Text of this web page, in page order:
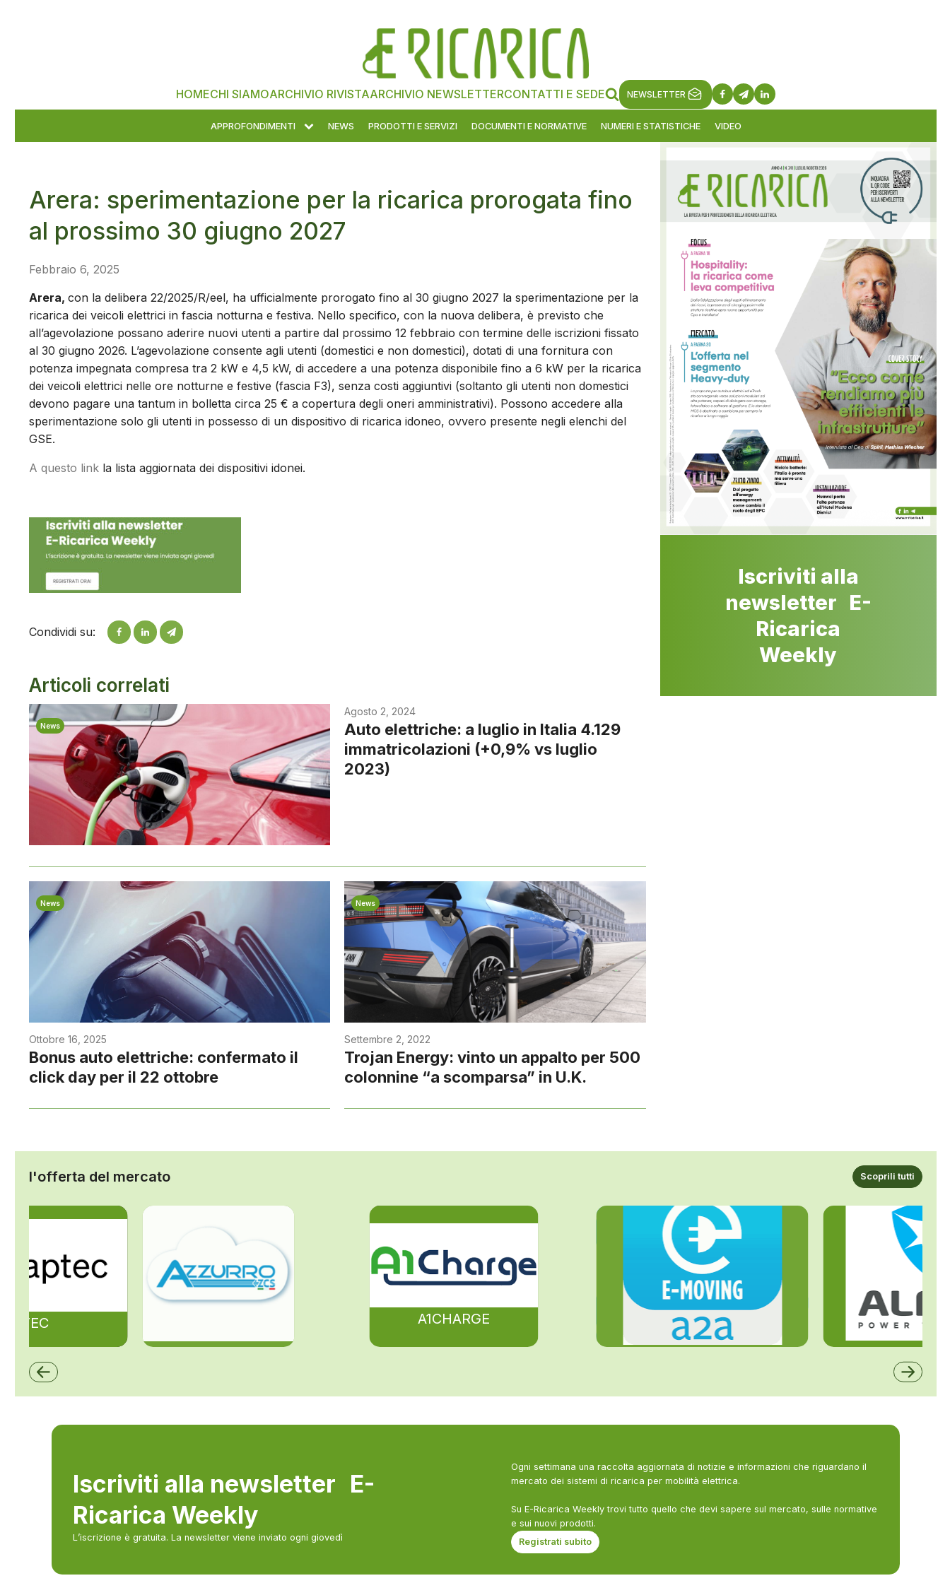
HOMECHI SIAMOARCHIVIO RIVISTAARCHIVIO NEWSLETTERCONTATTI E SEDE NEWSLETTER
APPROFONDIMENTI NEWS PRODOTTI E SERVIZI DOCUMENTI E NORMATIVE NUMERI E STATISTICHE VIDEO
Arera: sperimentazione per la ricarica prorogata fino
al prossimo 30 giugno 2027
Febbraio 6, 2025
Arera, con la delibera 22/2025/R/eel, ha ufficialmente prorogato fino al 30 giugno 2027 la sperimentazione per la
ricarica dei veicoli elettrici in fascia notturna e festiva. Nello specifico, con la nuova delibera, è previsto che
all’agevolazione possano aderire nuovi utenti a partire dal prossimo 12 febbraio con termine delle iscrizioni fissato
al 30 giugno 2026. L’agevolazione consente agli utenti (domestici e non domestici), dotati di una fornitura con
potenza impegnata compresa tra 2 kW e 4,5 kW, di accedere a una potenza disponibile fino a 6 kW per la ricarica
dei veicoli elettrici nelle ore notturne e festive (fascia F3), senza costi aggiuntivi (soltanto gli utenti non domestici
devono pagare una tantum in bolletta circa 25 € a copertura degli oneri amministrativi). Possono accedere alla
sperimentazione solo gli utenti in possesso di un dispositivo di ricarica idoneo, ovvero presente negli elenchi del
GSE.
A questo link la lista aggiornata dei dispositivi idonei.
Condividi su:
Articoli correlati
News
Agosto 2, 2024
Auto elettriche: a luglio in Italia 4.129
immatricolazioni (+0,9% vs luglio
2023)
News
Ottobre 16, 2025
Bonus auto elettriche: confermato il
click day per il 22 ottobre
News
Settembre 2, 2022
Trojan Energy: vinto un appalto per 500
colonnine “a scomparsa” in U.K.
Iscriviti alla
newsletter E-
Ricarica
Weekly
l'offerta del mercato Scoprili tutti
A1CHARGE
ZCS Azzurro
Iscriviti alla newsletter E-
Ricarica Weekly
L’iscrizione è gratuita. La newsletter viene inviato ogni giovedì
Ogni settimana una raccolta aggiornata di notizie e informazioni che riguardano il
mercato dei sistemi di ricarica per mobilità elettrica.
Su E-Ricarica Weekly trovi tutto quello che devi sapere sul mercato, sulle normative
e sui nuovi prodotti.
Registrati subito